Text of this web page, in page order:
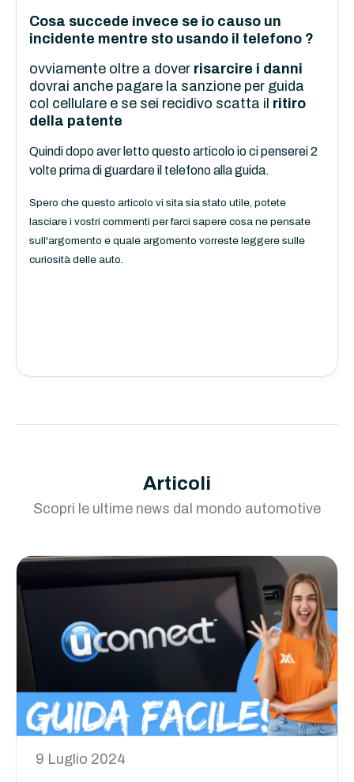
Cosa succede invece se io causo un
incidente mentre sto usando il telefono ?
ovviamente oltre a dover risarcire i danni
dovrai anche pagare la sanzione per guida
col cellulare e se sei recidivo scatta il ritiro
della patente
Quindi dopo aver letto questo articolo io ci penserei 2
volte prima di guardare il telefono alla guida.
Spero che questo articolo vi sita sia stato utile, potete
lasciare i vostri commenti per farci sapere cosa ne pensate
sull'argomento e quale argomento vorreste leggere sulle
curiosità delle auto.
Articoli
Scopri le ultime news dal mondo automotive
9 Luglio 2024